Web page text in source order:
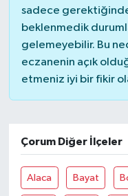
sadece
beklenmedik
gelemeyebilir. Bu
eczanenin açık
etmeniz iyi bir fikir
Çorum Diğer İlçeler
Alaca Bayat